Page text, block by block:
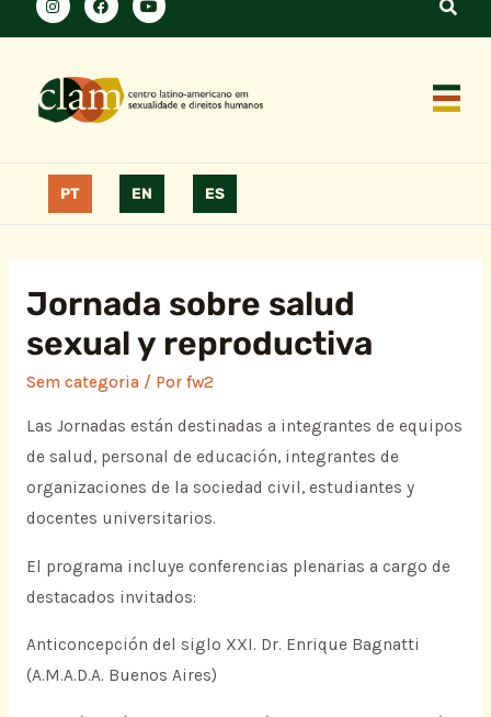
PT EN ES
Jornada sobre salud
sexual y reproductiva
Sem categoria/ Por fw2
Las Jornadas están destinadas a integrantes de equipos
de salud, personal de educación, integrantes de
organizaciones de la sociedad civil, estudiantes y
docentes universitarios.
El programa incluye conferencias plenarias a cargo de
destacados invitados:
Anticoncepción del siglo XXI. Dr. Enrique Bagnatti
(A.M.A.D.A. Buenos Aires)